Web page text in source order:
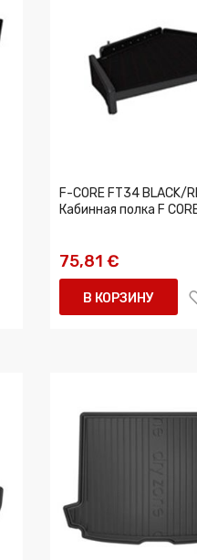
F-CORE FT34 BLACK/
Кабинная полка F
75,81 €
В КОРЗИНУ